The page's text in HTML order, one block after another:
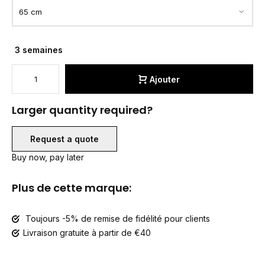
3 semaines
Ajouter
Larger quantity required?
Request a quote
Buy now, pay later
Plus de cette marque:
Toujours -5% de remise de fidélité pour clients
Livraison gratuite à partir de €40